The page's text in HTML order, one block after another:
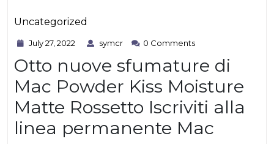
Uncategorized
July 27, 2022
July
2022
symcr symcr0 Comments
Otto nuove sfumature di
Mac Powder Kiss Moisture
Matte Rossetto Iscriviti alla
linea permanente Mac